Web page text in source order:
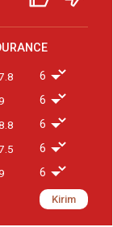
Kirim